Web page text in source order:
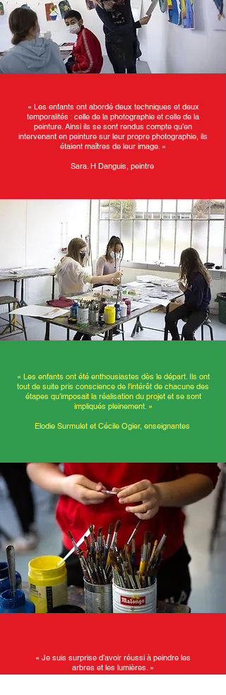
« Les enfants ont abordé deux techniques et deux
temporalités : celle de la photographie et celle de la
peinture. Ainsi ils se sont rendus compte qu’en
intervenant en peinture sur leur propre photographie, ils
étaient maîtres de leur image. »
Sara. H Danguis, peintre
« Les enfants ont été enthousiastes dès le départ. Ils ont
tout de suite pris conscience de l’intérêt de chacune des
étapes qu’imposait la réalisation du projet et se sont
impliqués pleinement. »
Elodie Surmulet et Cécile Ogier, enseignantes
« Je suis surprise d’avoir réussi à peindre les
arbres et les lumières. »